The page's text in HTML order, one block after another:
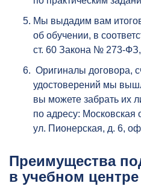
Мы выдадим вам
об обучении, в
ст. 60 Закона № 273-
Оригиналы договора,
удостоверений мы
вы можете забрать их
по адресу: Московская
ул. Пионерская, д. 6,
Преимущества
в учебном